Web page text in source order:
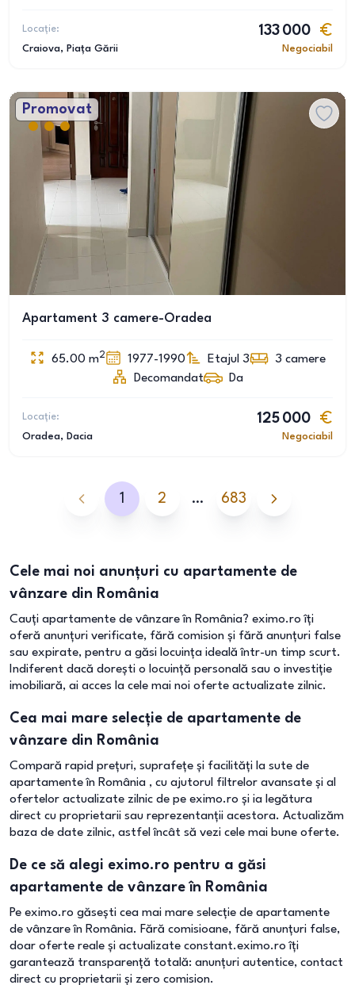
Locație:
Craiova, Piața Gării
133 000
Negociabil
Promovat
Apartament 3 camere-Oradea
65.00 m2 1977-1990 Etajul 3 3 camere
Decomandat
Da
Locație:
Oradea, Dacia
125 000
Negociabil
1 2 … 683
Cele mai noi anunțuri cu apartamente de
vânzare din România
Cauți apartamente de vânzare în România? eximo.ro îți
oferă anunțuri verificate, fără comision și fără anunțuri false
sau expirate, pentru a găsi locuința ideală într-un timp scurt.
Indiferent dacă dorești o locuință personală sau o investiție
imobiliară, ai acces la cele mai noi oferte actualizate zilnic.
Cea mai mare selecție de apartamente de
vânzare din România
Compară rapid prețuri, suprafețe și facilități la sute de
apartamente în România , cu ajutorul filtrelor avansate și al
ofertelor actualizate zilnic de pe eximo.ro și ia legătura
direct cu proprietarii sau reprezentanții acestora. Actualizăm
baza de date zilnic, astfel încât să vezi cele mai bune oferte.
De ce să alegi eximo.ro pentru a găsi
apartamente de vânzare în România
Pe eximo.ro găsești cea mai mare selecție de apartamente
de vânzare în România. Fără comisioane, fără anunțuri false,
doar oferte reale și actualizate constant.eximo.ro îți
garantează transparență totală: anunțuri autentice, contact
direct cu proprietarii și zero comision.